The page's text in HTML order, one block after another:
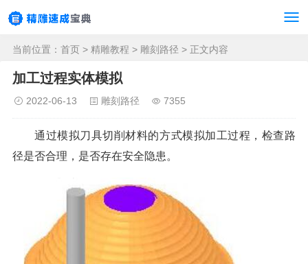
当前位置： 首页 > 精雕教程 > 雕刻路径 > 正文内容
加工过程实体模拟
2022-06-13 雕刻路径 7355
通过模拟刀具切削材料的方式模拟加工过程，检查路
径是否合理，是否存在安全隐患。